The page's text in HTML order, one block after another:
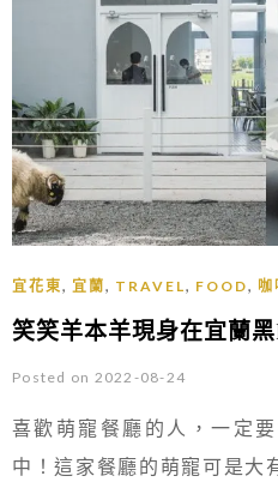
宜花東, 宜蘭, TRAVEL, FOOD, 咖
笑笑羊本羊現身在宜蘭
Posted on 2022-08-24
喜歡萌寵餐廳的人，一定
中！這家餐廳的萌寵可是大